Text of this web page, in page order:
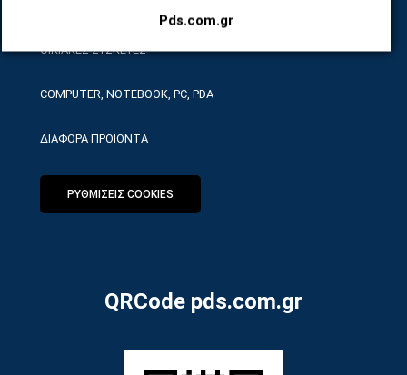
Pds.com.gr
ΟΙΚΙΑΚΕΣ ΣΥΣΚΕΥΕΣ
COMPUTER, NOTEBOOK, PC, PDA
ΔΙΑΦΟΡΑ ΠΡΟΙΟΝΤΑ
ΡΥΘΜΙΣΕΙΣ COOKIES
QRCode pds.com.gr